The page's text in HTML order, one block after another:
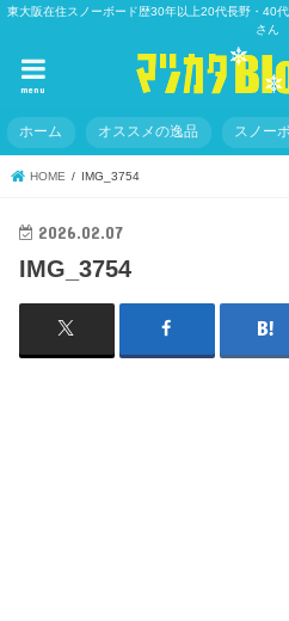
東大阪在住スノーボード歴30年以上20代長野・40
さん
menu
ホーム オススメの逸品 スノー
HOME IMG_3754
2026.02.07
IMG_3754